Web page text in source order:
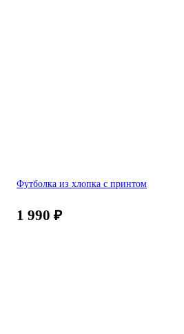
Футболка из хлопка с принтом
1 990 ₽